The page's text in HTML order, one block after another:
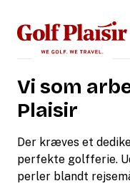
Vi som
Plaisir
Der kræves et
perfekte golfferie.
perler blandt